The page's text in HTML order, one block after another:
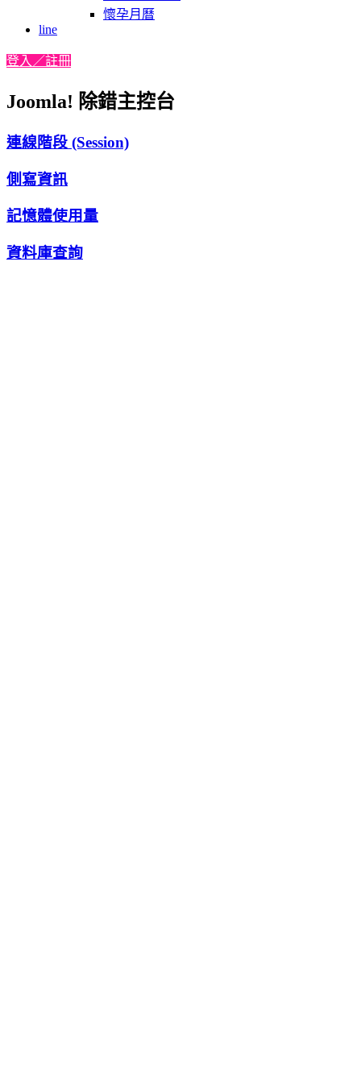
懷孕月曆
line
登入／註冊
Joomla! 除錯主控台
連線階段 (Session)
側寫資訊
記憶體使用量
資料庫查詢